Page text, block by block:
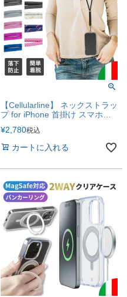
【Cellularline】 ネックストラッ
プ for iPhone 首掛け スマホケ
ーズ対応]
¥2,780税込
カートに入れる